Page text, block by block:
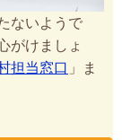
ないようで
がけましょ
担当窓口 」ま